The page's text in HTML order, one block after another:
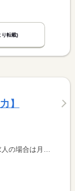
り転載)
】
時間額を表示しています。